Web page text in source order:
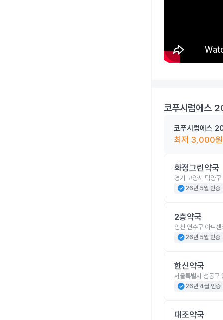
코푸시럽에스
코푸시럽에스
최저 3,000원
화정그린약국
경기 고양시 덕양
check_circle26년 5월 인증
2층약국
인천 연수구 아트
check_circle26년 5월 인증
한신약국
서울특별시 성동구
check_circle26년 4월 인증
대조약국